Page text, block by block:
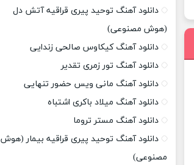
دانلود آهنگ توحید پیری قراقیه آتش دل
(هوش مصنوعی)
دانلود آهنگ کیکاوس صالحی زندایی
دانلود آهنگ تور زمری تقدیر
دانلود آهنگ مانی ویس حضور تنهایی
دانلود آهنگ میلاد باکری اشتباه
دانلود آهنگ مستر تروما
دانلود آهنگ توحید پیری قراقیه بیمار (هوش
مصنوعی)